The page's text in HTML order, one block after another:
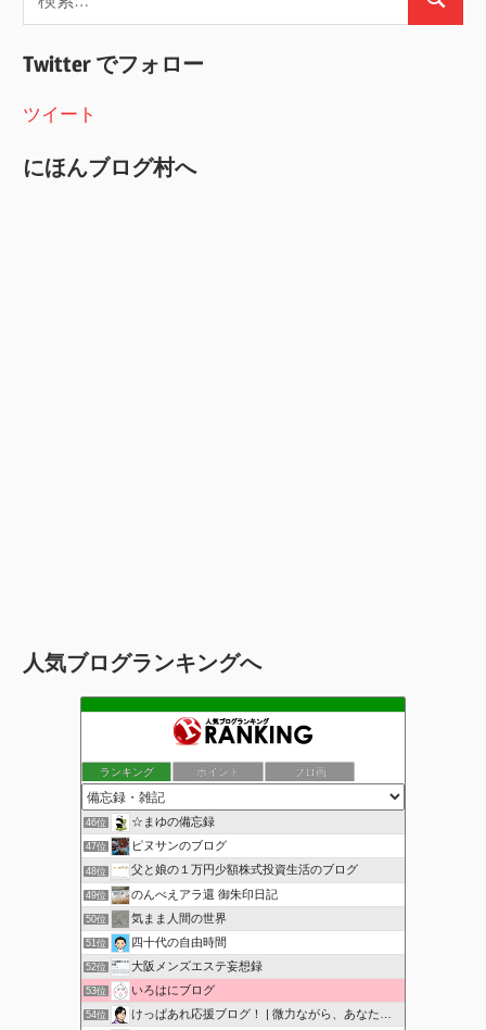
索:
検
Twitter でフォロー
ツイート
にほんブログ村へ
人気ブログランキングへ
ランキング ポイント ブロ画
46位 ☆まゆの備忘録
47位 ピヌサンのブログ
48位 父と娘の１万円少額株式投資生活のブログ
49位 のんべえアラ還 御朱印日記
50位 気まま人間の世界
51位 四十代の自由時間
52位 大阪メンズエステ妄想録
53位 いろはにブログ
54位 けっぱあれ応援ブログ！ | 微力ながら、あなたを応援！